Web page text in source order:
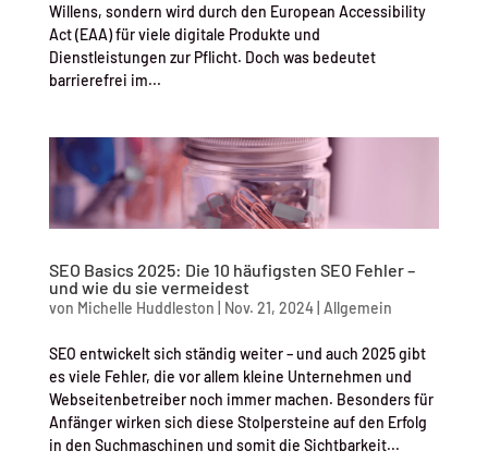
Willens, sondern wird durch den European Accessibility
Act (EAA) für viele digitale Produkte und
Dienstleistungen zur Pflicht. Doch was bedeutet
barrierefrei im...
SEO Basics 2025: Die 10 häufigsten SEO Fehler –
und wie du sie vermeidest
von Michelle Huddleston Nov. 21, 2024| Allgemein
SEO entwickelt sich ständig weiter – und auch 2025 gibt
es viele Fehler, die vor allem kleine Unternehmen und
Webseitenbetreiber noch immer machen. Besonders für
Anfänger wirken sich diese Stolpersteine auf den Erfolg
in den Suchmaschinen und somit die Sichtbarkeit...